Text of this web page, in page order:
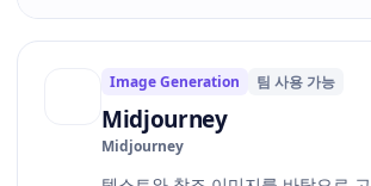
Image Generation 팀 사용 가능
Midjourney
Midjourney